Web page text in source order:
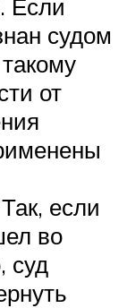
Если
судом
от
если
во
суд